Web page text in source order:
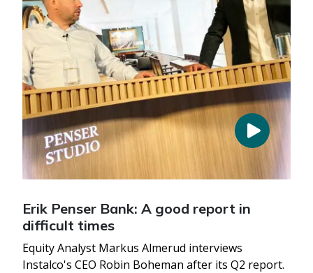
Erik Penser Bank: A good report in
difficult times
Equity Analyst Markus Almerud interviews
Instalco's CEO Robin Boheman after its Q2 report.